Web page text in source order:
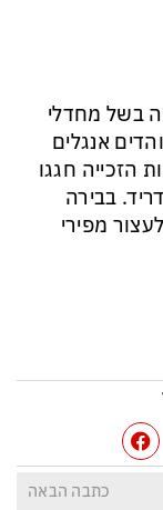
בשל מחדלי
אנגלים
הזכייה חגגו
בבירה
מפירי
כתבה הבאה